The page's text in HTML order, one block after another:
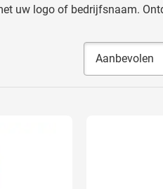
uw logo of bedrijfsnaam.